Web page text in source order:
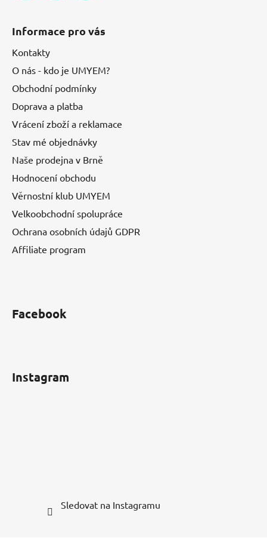
Informace pro vás
Kontakty
O nás - kdo je UMYEM?
Obchodní podmínky
Doprava a platba
Vrácení zboží a reklamace
Stav mé objednávky
Naše prodejna v Brně
Hodnocení obchodu
Věrnostní klub UMYEM
Velkoobchodní spolupráce
Ochrana osobních údajů GDPR
Affiliate program
Facebook
Instagram
Sledovat na Instagramu